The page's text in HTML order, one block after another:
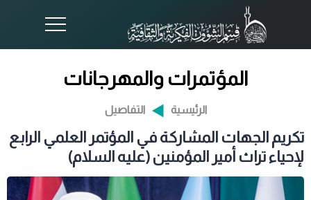
المؤتمرات والمهرجانات
الرئيسية التفاصيل
تكريم الجهات المشاركة في المؤتمر العلمي الرابع
لإحياء تراث أمير المؤمنين (عليه السلام)